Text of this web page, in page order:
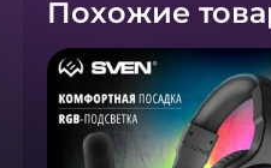
Похожие